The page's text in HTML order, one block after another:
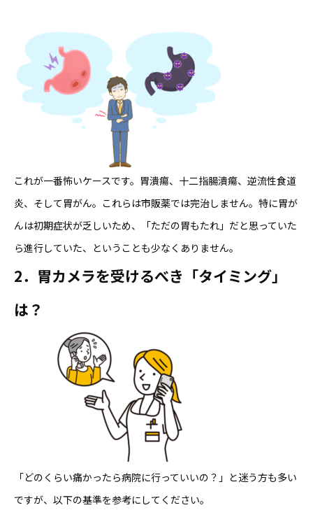
これが一番怖いケースです。胃潰瘍、十二指腸潰瘍、逆流性食道
炎、そして胃がん。これらは市販薬では完治しません。特に胃が
んは初期症状が乏しいため、「ただの胃もたれ」だと思っていた
ら進行していた、ということも少なくありません。
2．胃カメラを受けるべき「タイミング」
は？
「どのくらい痛かったら病院に行っていいの？」と迷う方も多い
ですが、以下の基準を参考にしてください。